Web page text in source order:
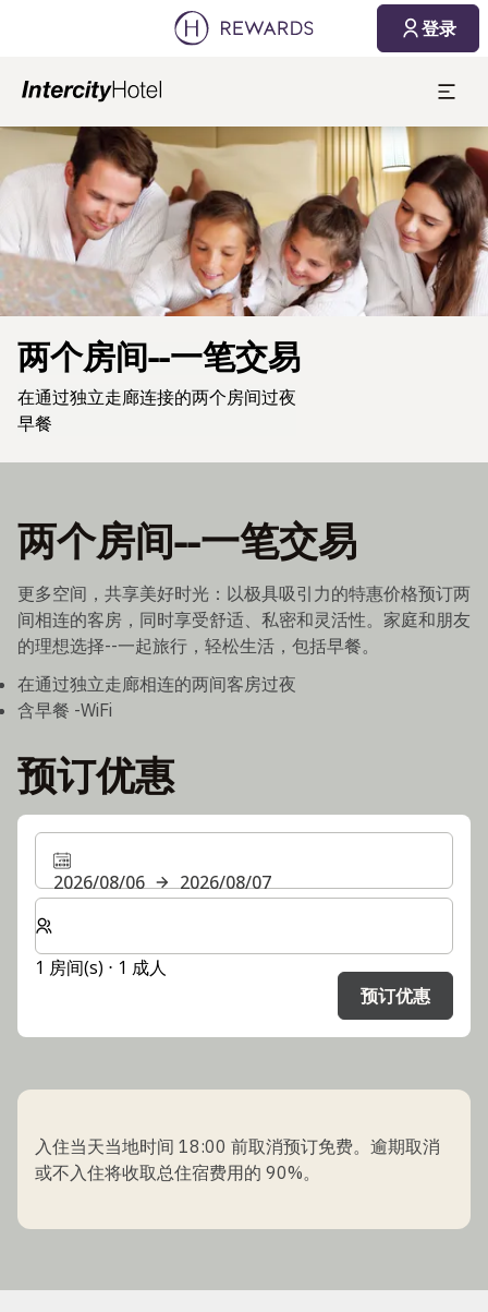
登录
幻灯片1 of1
两个房间--一笔交易
在通过独立走廊连接的两个房间过夜
早餐
两个房间--一笔交易
更多空间，共享美好时光：以极具吸引力的特惠价格预订两
间相连的客房，同时享受舒适、私密和灵活性。家庭和朋友
的理想选择--一起旅行，轻松生活，包括早餐。
在通过独立走廊相连的两间客房过夜
含早餐 -WiFi
预订优惠
2026/08/06
2026/08/07
选择房间数和入住人数
1 房间(s) ⋅ 1 成人
预订优惠
入住当天当地时间 18:00 前取消预订免费。逾期取消
或不入住将收取总住宿费用的 90%。